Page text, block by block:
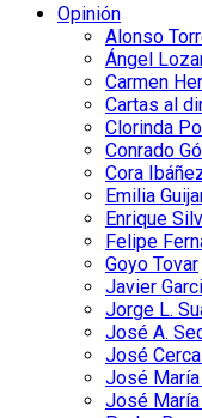
Opinión
Alonso
Ángel
Carmen
Cartas al
Clorinda
Conrado
Cora
Emilia
Enrique
Felipe
Goyo Tovar
Javier
Jorge L.
José A.
José
José
José